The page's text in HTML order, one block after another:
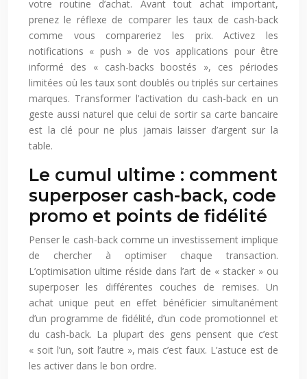
votre routine d’achat. Avant tout achat important,
prenez le réflexe de comparer les taux de cash-back
comme vous compareriez les prix. Activez les
notifications « push » de vos applications pour être
informé des « cash-backs boostés », ces périodes
limitées où les taux sont doublés ou triplés sur certaines
marques. Transformer l’activation du cash-back en un
geste aussi naturel que celui de sortir sa carte bancaire
est la clé pour ne plus jamais laisser d’argent sur la
table.
Le cumul ultime : comment
superposer cash-back, code
promo et points de fidélité
Penser le cash-back comme un investissement implique
de chercher à optimiser chaque transaction.
L’optimisation ultime réside dans l’art de « stacker » ou
superposer les différentes couches de remises. Un
achat unique peut en effet bénéficier simultanément
d’un programme de fidélité, d’un code promotionnel et
du cash-back. La plupart des gens pensent que c’est
« soit l’un, soit l’autre », mais c’est faux. L’astuce est de
les activer dans le bon ordre.